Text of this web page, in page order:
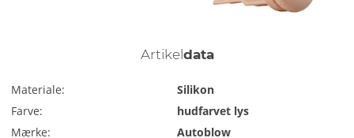
Artikel data
Materiale:
Silikon
Farve:
hudfarvet lys
Mærke:
Autoblow